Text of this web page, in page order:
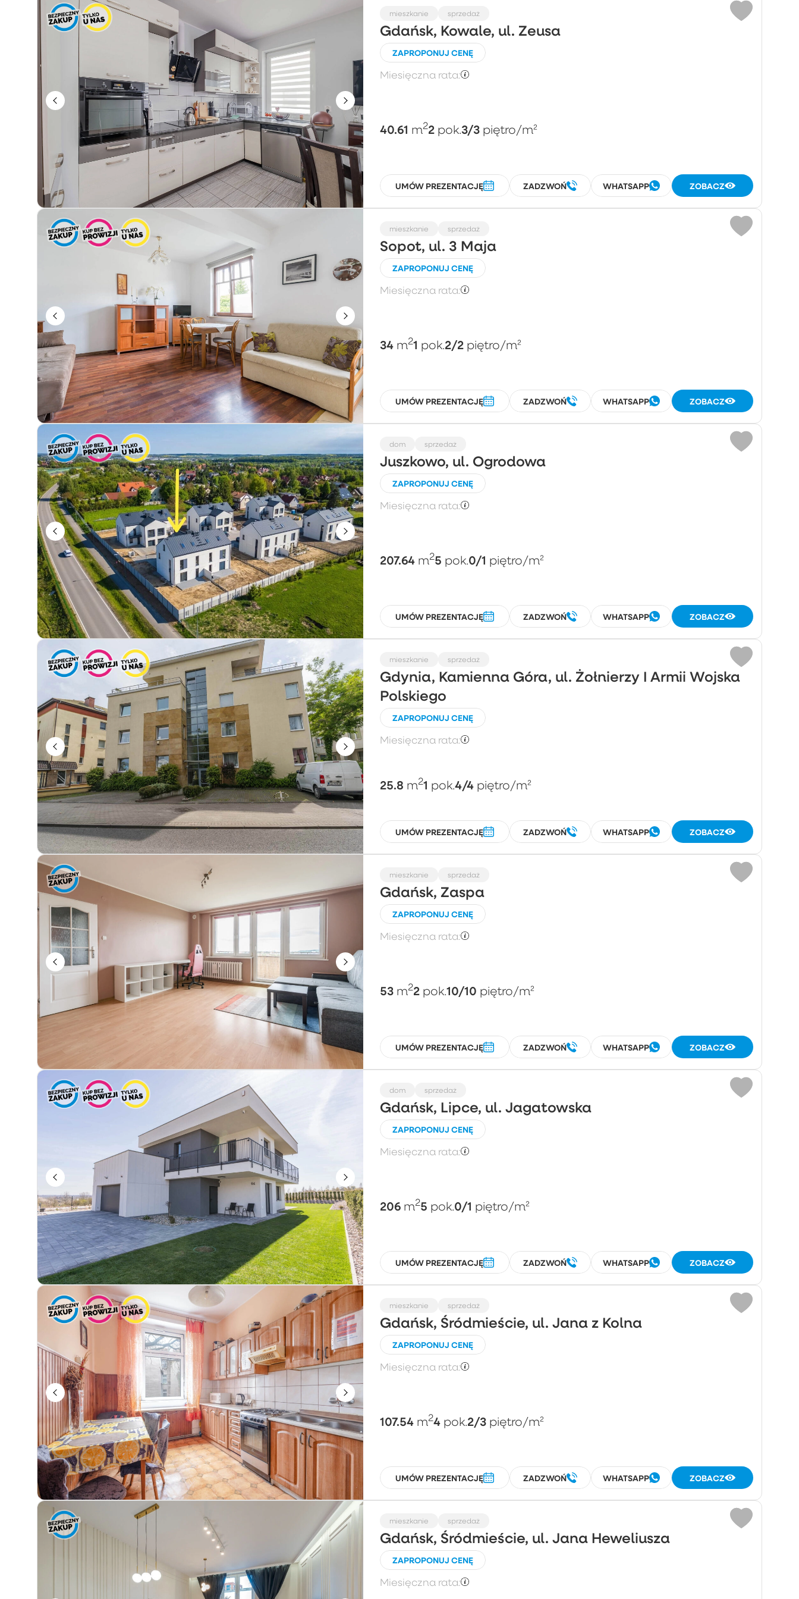
mieszkanie sprzedaż
Gdańsk, Kowale, ul. Zeusa
ZAPROPONUJ CENĘ
Miesięczna rata:
40.61 m22 pok.3/3 piętro/m²
UMÓW PREZENTACJĘ ZADZWOŃ WHATSAPP ZOBACZ
mieszkanie sprzedaż
Sopot, ul. 3 Maja
ZAPROPONUJ CENĘ
Miesięczna rata:
34 m21 pok.2/2 piętro/m²
UMÓW PREZENTACJĘ ZADZWOŃ WHATSAPP ZOBACZ
dom sprzedaż
Juszkowo, ul. Ogrodowa
ZAPROPONUJ CENĘ
Miesięczna rata:
207.64 m25 pok.0/1 piętro/m²
UMÓW PREZENTACJĘ ZADZWOŃ WHATSAPP ZOBACZ
mieszkanie sprzedaż
Gdynia, Kamienna Góra, ul. Żołnierzy I Armii Wojska
Polskiego
ZAPROPONUJ CENĘ
Miesięczna rata:
25.8 m21 pok.4/4 piętro/m²
UMÓW PREZENTACJĘ ZADZWOŃ WHATSAPP ZOBACZ
mieszkanie sprzedaż
Gdańsk, Zaspa
ZAPROPONUJ CENĘ
Miesięczna rata:
53 m22 pok.10/10 piętro/m²
UMÓW PREZENTACJĘ ZADZWOŃ WHATSAPP ZOBACZ
dom sprzedaż
Gdańsk, Lipce, ul. Jagatowska
ZAPROPONUJ CENĘ
Miesięczna rata:
206 m25 pok.0/1 piętro/m²
UMÓW PREZENTACJĘ ZADZWOŃ WHATSAPP ZOBACZ
mieszkanie sprzedaż
Gdańsk, Śródmieście, ul. Jana z Kolna
ZAPROPONUJ CENĘ
Miesięczna rata:
107.54 m24 pok.2/3 piętro/m²
UMÓW PREZENTACJĘ ZADZWOŃ WHATSAPP ZOBACZ
mieszkanie sprzedaż
Gdańsk, Śródmieście, ul. Jana Heweliusza
ZAPROPONUJ CENĘ
Miesięczna rata: